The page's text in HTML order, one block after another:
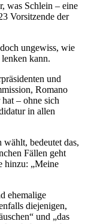
was Schlein – eine
Vorsitzende der
ungewiss, wie
kann.
und
Romano
– ohne sich
in allen
bedeutet das,
Fällen geht
hinzu: „Meine
ehemalige
diejenigen,
und „das